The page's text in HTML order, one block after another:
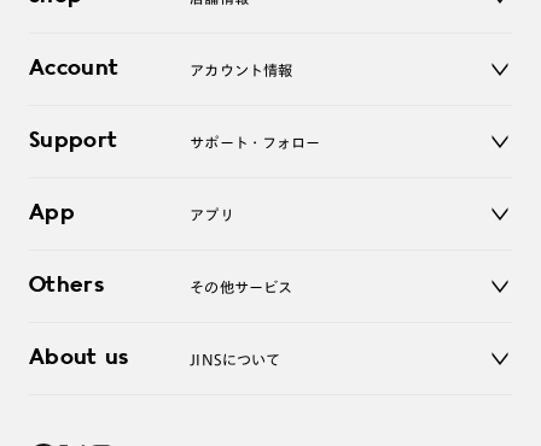
コンタクトレンズ
アクセサリー
オンラインショップ
Account アカウント情報
ログアウト
Support サポート・フォロー
よくあるご質問
お問い合わせ
App アプリ
Others その他サービス
レンズ交換
About us JINSについて